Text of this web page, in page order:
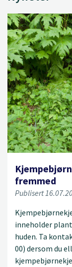
fremmed
Publisert
inneholder
huden. Ta
00) dersom du